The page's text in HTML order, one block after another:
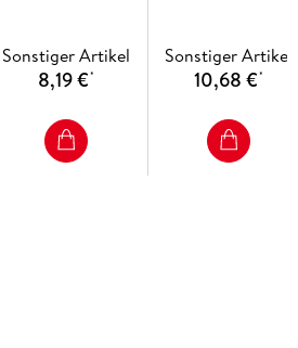
Sonstiger Artikel
8,19 €*
Sonstiger Artikel
10,68 €*